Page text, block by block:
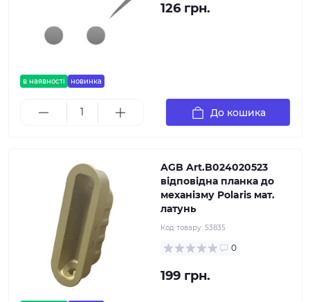
в наявності новинка
126 грн.
До кошика
AGB Art.B024020523
відповідна планка до
механізму Polaris мат.
латунь
Код товару: 53835
0
199 грн.